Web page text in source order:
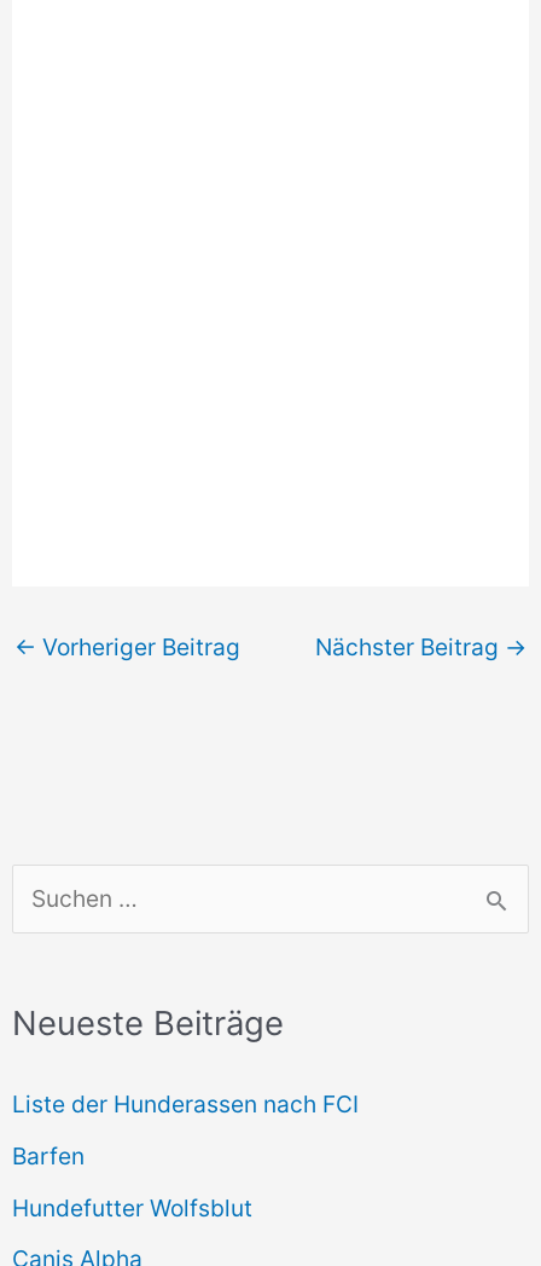
u
h
n
n
a
c
Neueste Beiträge
Liste der Hunderassen nach FCI
Barfen
Hundefutter Wolfsblut
Canis Alpha
← Vorheriger Beitrag Nächster Beitrag →